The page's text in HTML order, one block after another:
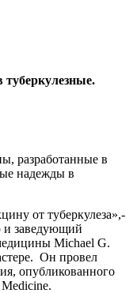
разработанные в
надежды в
от туберкулеза»,-
и заведующий
Michael G.
Он провел
опубликованного